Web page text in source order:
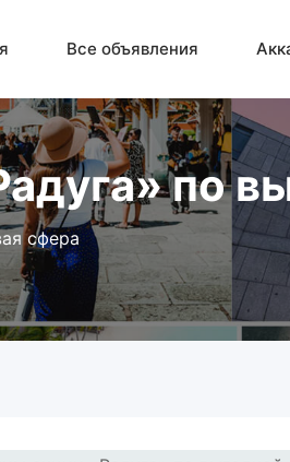
Все объявления
по
сфера